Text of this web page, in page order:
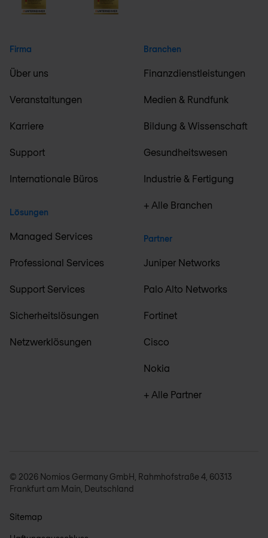
Firma
Über uns
Veranstaltungen
Karriere
Support
Internationale Büros
Lösungen
Managed Services
Professional Services
Support Services
Sicherheitslösungen
Netzwerklösungen
Branchen
Finanzdienstleistungen
Medien & Rundfunk
Bildung & Wissenschaft
Gesundheitswesen
Industrie & Fertigung
+ Alle Branchen
Partner
Juniper Networks
Palo Alto Networks
Fortinet
Cisco
Nokia
+ Alle Partner
© 2026 Nomios Germany GmbH, Rahmhofstraße 4, 60313
Frankfurt am Main, Deutschland
Sitemap